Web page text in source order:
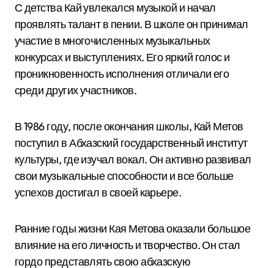
С детства Кай увлекался музыкой и начал
проявлять талант в пении. В школе он принимал
участие в многочисленных музыкальных
конкурсах и выступлениях. Его яркий голос и
проникновенность исполнения отличали его
среди других участников.
В 1986 году, после окончания школы, Кай Метов
поступил в Абхазский государственный институт
культуры, где изучал вокал. Он активно развивал
свои музыкальные способности и все больше
успехов достигал в своей карьере.
Ранние годы жизни Кая Метова оказали большое
влияние на его личность и творчество. Он стал
гордо представлять свою абхазскую